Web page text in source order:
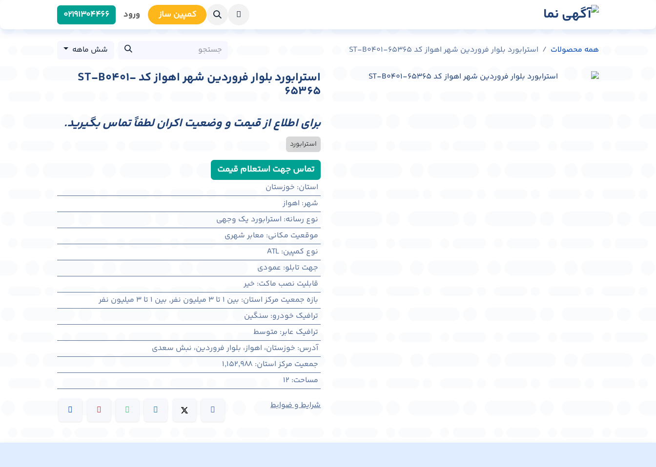
کمپین سا​​ز ورود 0219​1304466
همه محصولات استرابورد بلوار فروردین شهر اهواز کد ST-B0401-65365 شش ماهه
استرابورد بلوار فروردین شهر اهواز کد ST-B0401-
65365
برای اطلاع از قیمت و وضعیت اکران لطفاً تماس بگیرید.
استرابورد
تماس جهت استعلام قیمت
استان: خوزستان
شهر: اهواز
نوع رسانه: استرابورد یک وجهی
موقعیت مکانی: معابر شهری
نوع کمپین:
ATL
جهت تابلو: عمودی
قابلیت نصب ماکت: خیر
بازه جمعیت مرکز استان: بین ۱ تا ۳ میلیون نفر , بین ۱ تا ۳ میلیون نفر
ترافیک خودرو: سنگین
ترافیک عابر: متوسط
آدرس: خوزستان، اهواز، بلوار فروردین، نبش سعدی
جمعیت مرکز استان:
1,152,988
مساحت:
12
شرایط و ضوابط